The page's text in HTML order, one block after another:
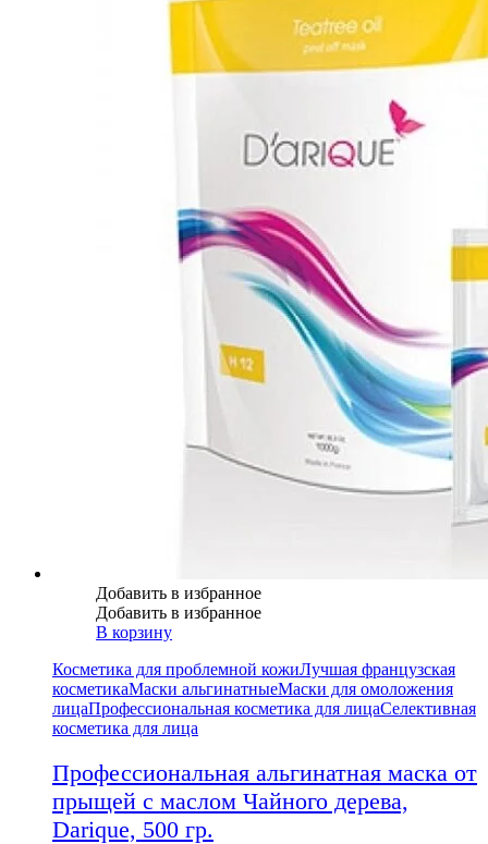
Добавить в избранное
Добавить в избранное
В корзину
Косметика для проблемной кожиЛучшая французская
косметикаМаски альгинатныеМаски для омоложения
лицаПрофессиональная косметика для лицаСелективная
косметика для лица
Профессиональная альгинатная маска от
прыщей с маслом Чайного дерева,
Darique, 500 гр.